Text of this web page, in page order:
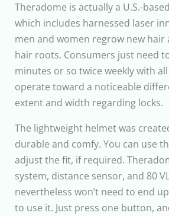
Theradome is actually a U.S.-
which includes harnessed laser
men and women regrow new hair
hair roots. Consumers just need
minutes or so twice weekly with
operate toward a noticeable
extent and width regarding locks.
The lightweight helmet was
durable and comfy. You can use
adjust the fit, if required.
system, distance sensor, and 80
nevertheless won’t need to end
to use it. Just press one button,